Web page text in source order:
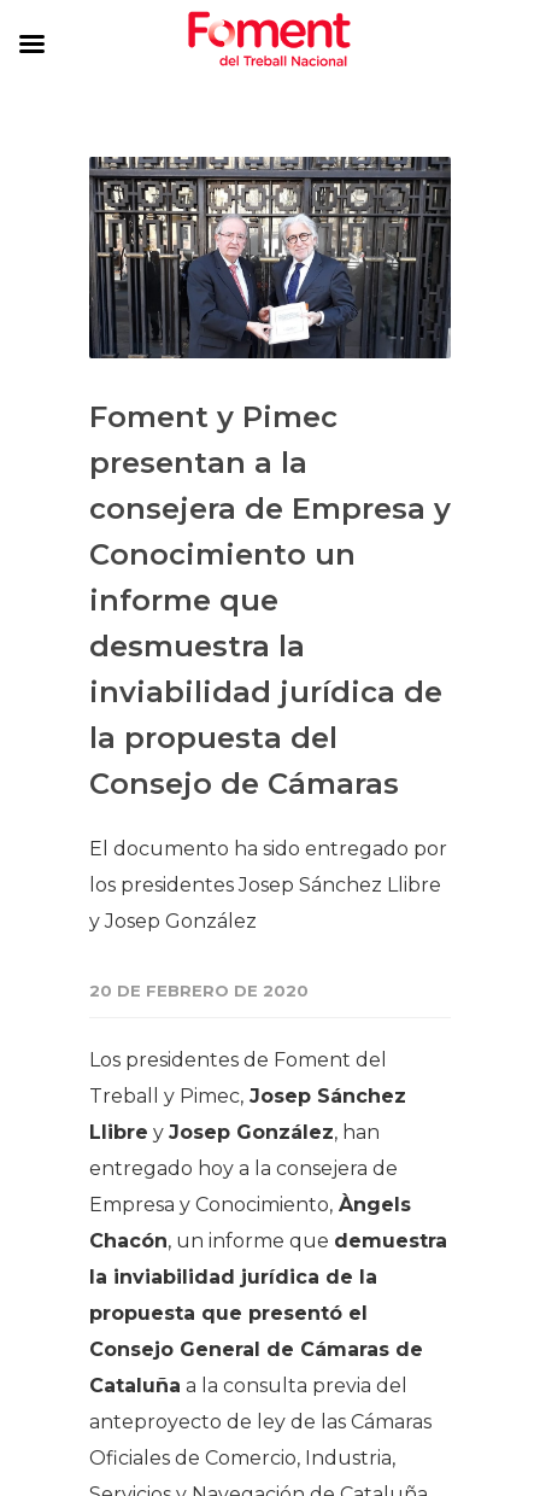
Foment y Pimec
presentan a la
consejera de Empresa y
Conocimiento un
informe que
desmuestra la
inviabilidad jurídica de
la propuesta del
Consejo de Cámaras
El documento ha sido entregado por
los presidentes Josep Sánchez Llibre
y Josep González
20 DE FEBRERO DE 2020
Los presidentes de Foment del
Treball y Pimec, Josep Sánchez
Llibre y Josep González, han
entregado hoy a la consejera de
Empresa y Conocimiento, Àngels
Chacón, un informe que demuestra
la inviabilidad jurídica de la
propuesta que presentó el
Consejo General de Cámaras de
Cataluña a la consulta previa del
anteproyecto de ley de las Cámaras
Oficiales de Comercio, Industria,